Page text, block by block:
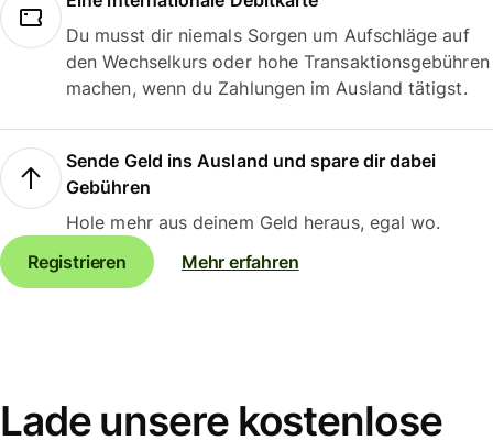
Du musst dir niemals Sorgen um Aufschläge auf
den Wechselkurs oder hohe Transaktionsgebühren
machen, wenn du Zahlungen im Ausland tätigst.
Sende Geld ins Ausland und spare dir dabei
Gebühren
Hole mehr aus deinem Geld heraus, egal wo.
Registrieren
Mehr erfahren
Lade unsere kostenlose